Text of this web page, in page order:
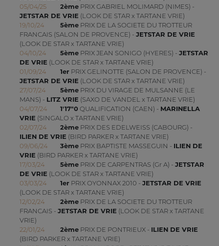
05/04/25
2èmePRIX GABRIEL MOLIMARD (NIMES) -
JETSTAR DE VRIE (LOOK DE STAR x TARTANE VRIE)
19/10/24
5èmePRIX DE LA SOCIETE DU TROTTEUR
FRANCAIS (SALON DE PROVENCE) - JETSTAR DE VRIE
(LOOK DE STAR x TARTANE VRIE)
04/10/24
5èmePRIX JEAN SONIGO (HYERES) - JETSTAR
DE VRIE (LOOK DE STAR x TARTANE VRIE)
01/09/24
1erPRIX GELINOTTE (SALON DE PROVENCE) -
JETSTAR DE VRIE (LOOK DE STAR x TARTANE VRIE)
27/07/24
5èmePRIX DU VIRAGE DE MULSANNE (LE
MANS) - LITZ VRIE (SAXO DE VANDEL x TARTANE VRIE)
04/07/24
1'17"0QUALIFICATION (CAEN) - MARINELLA
VRIE (SINGALO x TARTANE VRIE)
02/07/24
2èmePRIX DES EDELWEISS (CABOURG) -
ILIEN DE VRIE (BIRD PARKER x TARTANE VRIE)
09/06/24
3èmePRIX BAPTISTE MASSEGUIN - ILIEN DE
VRIE (BIRD PARKER x TARTANE VRIE)
17/03/24
5èmePRIX DE CARPENTRAS (Gr A) - JETSTAR
DE VRIE (LOOK DE STAR x TARTANE VRIE)
03/03/24
1erPRIX OYONNAX 2010 - JETSTAR DE VRIE
(LOOK DE STAR x TARTANE VRIE)
12/02/24
2èmePRIX DE LA SOCIETE DU TROTTEUR
FRANCAIS - JETSTAR DE VRIE (LOOK DE STAR x TARTANE
VRIE)
22/01/24
2èmePRIX DE PONTRIEUX - ILIEN DE VRIE
(BIRD PARKER x TARTANE VRIE)